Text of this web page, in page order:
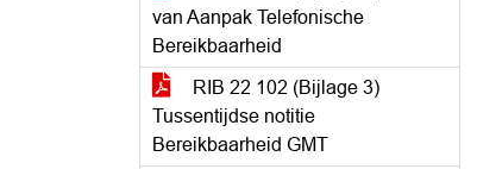
van Aanpak Telefonische
Bereikbaarheid
RIB 22 102 (Bijlage 3)
Tussentijdse notitie
Bereikbaarheid GMT